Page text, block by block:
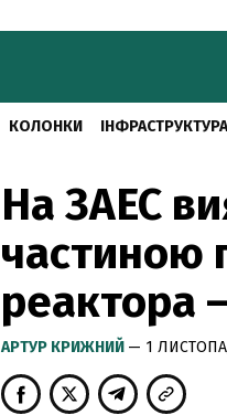
КОЛОНКИ ІНФРАСТРУКТУРА
На ЗАЕС
частиною
реактора
АРТУР КРИЖНИЙ — 1